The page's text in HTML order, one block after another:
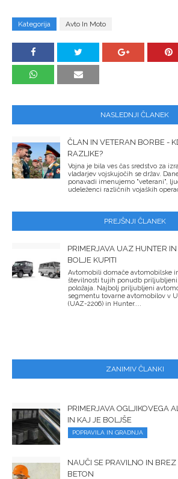
Kategorija Avto In Moto
NASLEDNJI ČLANEK
ČLAN IN VETERAN BORBE -
RAZLIKE?
Vojna je bila ves čas sredstvo za
vladarjev vojskujočih se držav.
ponavadi imenujemo "veterani",
udeleženci različnih vojaških
PREJŠNJI ČLANEK
PRIMERJAVA UAZ HUNTER
BOLJE KUPITI
Avtomobili domače avtomobilske
številnosti tujih ponudb
položaja. Najbolj priljubljeni
segmentu tovarne avtomobilov v
(UAZ-2206) in Hunter....
ZANIMIV ČLANKI
PRIMERJAVA OGLJIKOVEGA
IN KAJ JE BOLJŠE
POPRAVILA IN GRADNJA
NAUČI SE PRAVILNO IN BREZ
BETON